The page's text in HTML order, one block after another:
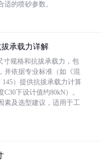
的喷砂参数。
承载力详解
寸规格和抗拔承载力，包
并依据专业标准（如《混
）提供抗拔承载力计算
下设计值约80kN）。
素及选型建议，适用于工